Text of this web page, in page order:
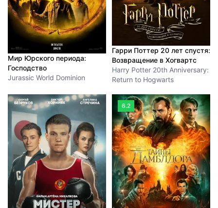
Мир Юрского периода:
Господство
Jurassic World Dominion
Гарри Поттер 20 лет спустя:
Возвращение в Хогвартс
Harry Potter 20th Anniversary:
Return to Hogwarts
6.2